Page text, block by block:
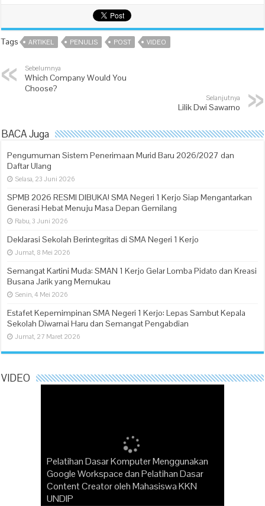
Tags ARTIKEL PENULIS POST VIDEO
Sebelumnya
Which Company Would You
Choose?
Selanjutnya
Lilik Dwi Sawarno
BACA Juga
Pengumuman Sistem Penerimaan Murid Baru 2026/2027 dan
Daftar Ulang
Selasa, 23 Juni 2026
SPMB 2026 RESMI DIBUKA! SMA Negeri 1 Kerjo Siap Mengantarkan
Generasi Hebat Menuju Masa Depan Gemilang
Rabu, 3 Juni 2026
Deklarasi Sekolah Berintegritas di SMA Negeri 1 Kerjo
Jumat, 8 Mei 2026
Semangat Kartini Muda: SMAN 1 Kerjo Gelar Lomba Pidato dan Kreasi
Busana Jarik yang Memukau
Senin, 4 Mei 2026
Estafet Kepemimpinan SMA Negeri 1 Kerjo: Lepas Sambut Kepala
Sekolah Diwarnai Haru dan Semangat Pengabdian
Jumat, 27 Maret 2026
VIDEO
Pelatihan Dasar Komputer Menggunakan
Google Workspace dan Pelatihan Dasar
Content Creator oleh Mahasiswa KKN
UNDIP
Perayaan Belajar Projek Penguatan Profil
Pelajar Pancasila (P5) Tema Gaya Hidup
Berkelanjutan
“Pak Dirman” Puisi Karya Wafiyyah SMAN
Kerjo Juara Lomba Baca Puisi oleh
Disarpus Karanganyar dalam Rangka
Menyongsong Sumpah Pemuda 2023
Membangun Karakter Bangsa melalui Media
Inspiratif
Which Company Would You Choose?